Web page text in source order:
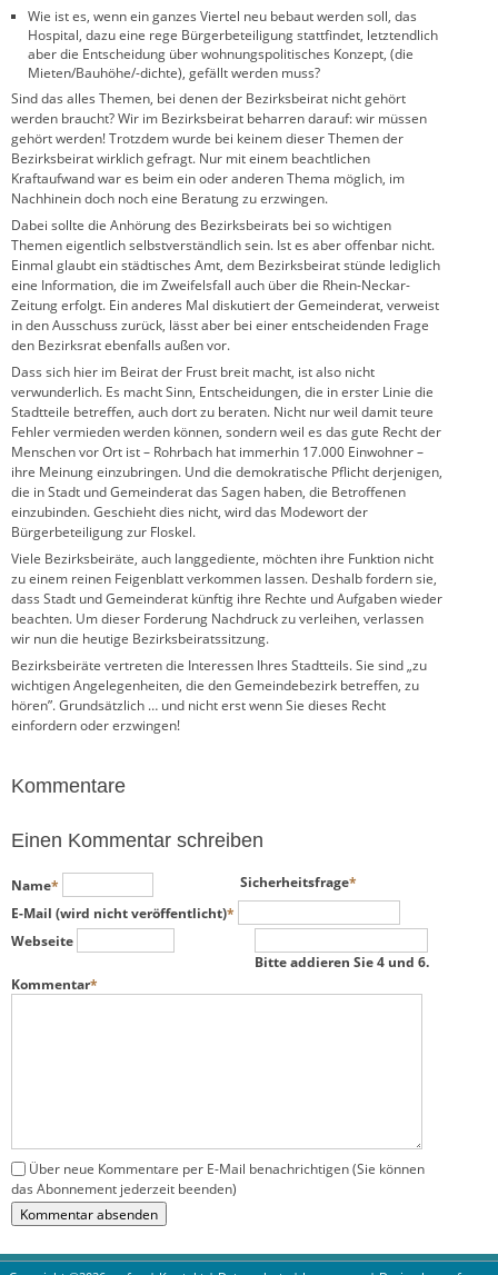
Wie ist es, wenn ein ganzes Viertel neu bebaut werden soll, das
Hospital, dazu eine rege Bürgerbeteiligung stattfindet, letztendlich
aber die Entscheidung über wohnungspolitisches Konzept, (die
Mieten/Bauhöhe/-dichte), gefällt werden muss?
Sind das alles Themen, bei denen der Bezirksbeirat nicht gehört
werden braucht? Wir im Bezirksbeirat beharren darauf: wir müssen
gehört werden! Trotzdem wurde bei keinem dieser Themen der
Bezirksbeirat wirklich gefragt. Nur mit einem beachtlichen
Kraftaufwand war es beim ein oder anderen Thema möglich, im
Nachhinein doch noch eine Beratung zu erzwingen.
Dabei sollte die Anhörung des Bezirksbeirats bei so wichtigen
Themen eigentlich selbst­ver­ständlich sein. Ist es aber offenbar nicht.
Einmal glaubt ein städtisches Amt, dem Bezirks­beirat stünde lediglich
eine Information, die im Zweifelsfall auch über die Rhein-Neckar-
Zeitung erfolgt. Ein anderes Mal diskutiert der Gemeinderat, verweist
in den Ausschuss zurück, lässt aber bei einer entscheidenden Frage
den Bezirksrat ebenfalls außen vor.
Dass sich hier im Beirat der Frust breit macht, ist also nicht
verwunderlich. Es macht Sinn, Entscheidungen, die in erster Linie die
Stadtteile betreffen, auch dort zu beraten. Nicht nur weil damit teure
Fehler vermieden werden können, sondern weil es das gute Recht der
Menschen vor Ort ist – Rohrbach hat immerhin 17.000 Einwohner –
ihre Meinung einzubringen. Und die demokratische Pflicht derjenigen,
die in Stadt und Gemeinderat das Sagen haben, die Betroffenen
einzubinden. Geschieht dies nicht, wird das Modewort der
Bürgerbeteiligung zur Floskel.
Viele Bezirksbeiräte, auch langgediente, möchten ihre Funktion nicht
zu einem reinen Feigenblatt verkommen lassen. Deshalb fordern sie,
dass Stadt und Gemeinderat künftig ihre Rechte und Aufgaben wieder
beachten. Um dieser Forderung Nachdruck zu verleihen, verlassen
wir nun die heutige Bezirksbeiratssitzung.
Bezirksbeiräte vertreten die Interessen Ihres Stadtteils. Sie sind „zu
wichtigen Angelegenheiten, die den Gemeindebezirk betreffen, zu
hören”. Grundsätzlich … und nicht erst wenn Sie dieses Recht
einfordern oder erzwingen!
Kommentare
Einen Kommentar schreiben
Pflichtfeld
Name*
Pflichtfeld
E-Mail (wird nicht veröffentlicht)*
Webseite
Pflichtfeld
Sicherheitsfrage*
Bitte addieren Sie 4 und 6.
Pflichtfeld
Kommentar*
Über neue Kommentare per E-Mail benachrichtigen (Sie können
das Abonnement jederzeit beenden)
Kommentar absenden